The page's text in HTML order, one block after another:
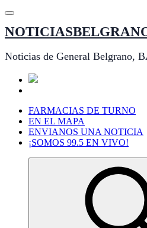
Saltar
contenido
Noticias de General Belgrano,
FARMACIAS DE TURNO
EN EL MAPA
ENVIANOS UNA NOTICIA
¡SOMOS 99.5 EN VIVO!